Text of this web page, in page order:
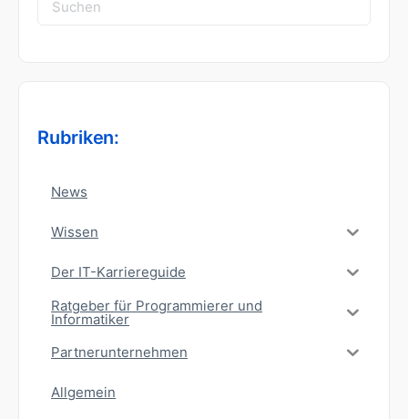
nach:
Rubriken:
News
Wissen
Der IT-Karriereguide
Ratgeber für Programmierer und
Informatiker
Partnerunternehmen
Allgemein